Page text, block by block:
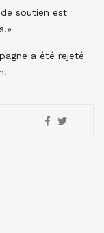
soutien est
a été rejeté